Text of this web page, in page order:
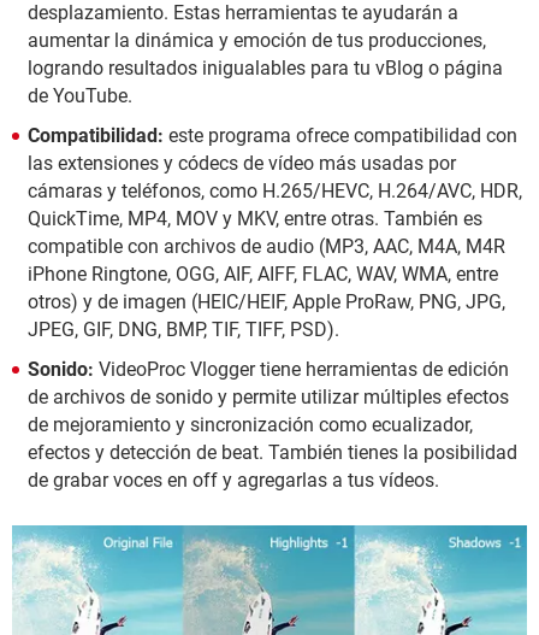
desplazamiento. Estas herramientas te ayudarán a
aumentar la dinámica y emoción de tus producciones,
logrando resultados inigualables para tu vBlog o página
de YouTube.
Compatibilidad: este programa ofrece compatibilidad con
las extensiones y códecs de vídeo más usadas por
cámaras y teléfonos, como H.265/HEVC, H.264/AVC, HDR,
QuickTime, MP4, MOV y MKV, entre otras. También es
compatible con archivos de audio (MP3, AAC, M4A, M4R
iPhone Ringtone, OGG, AIF, AIFF, FLAC, WAV, WMA, entre
otros) y de imagen (HEIC/HEIF, Apple ProRaw, PNG, JPG,
JPEG, GIF, DNG, BMP, TIF, TIFF, PSD).
Sonido: VideoProc Vlogger tiene herramientas de edición
de archivos de sonido y permite utilizar múltiples efectos
de mejoramiento y sincronización como ecualizador,
efectos y detección de beat. También tienes la posibilidad
de grabar voces en off y agregarlas a tus vídeos.